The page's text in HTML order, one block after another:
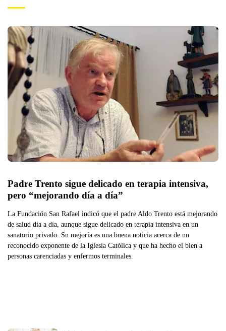
Padre Trento sigue delicado en terapia intensiva,
pero “mejorando día a día”
La Fundación San Rafael indicó que el padre Aldo Trento está mejorando
de salud día a día, aunque sigue delicado en terapia intensiva en un
sanatorio privado. Su mejoría es una buena noticia acerca de un
reconocido exponente de la Iglesia Católica y que ha hecho el bien a
personas carenciadas y enfermos terminales.